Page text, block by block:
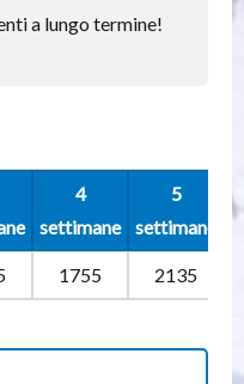
a lungo termine!
4
settimane
5
settimane
1755 2135